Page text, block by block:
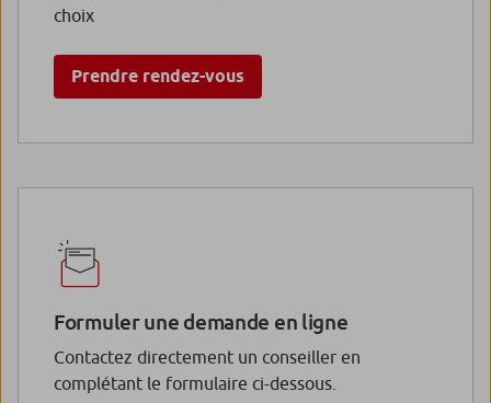
choix
Prendre rendez-vous
Formuler une demande en ligne
Contactez directement un conseiller en
complétant le formulaire ci-dessous.